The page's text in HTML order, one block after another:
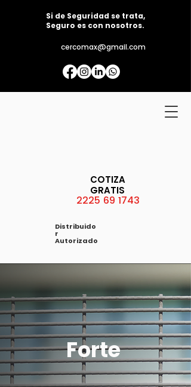
Si de Seguridad se trata,
Seguro es con nosotros.
cercomax@gmail.com
COTIZA
GRATIS
2225 69 1743
Distribuido
r
Autorizado
Forte